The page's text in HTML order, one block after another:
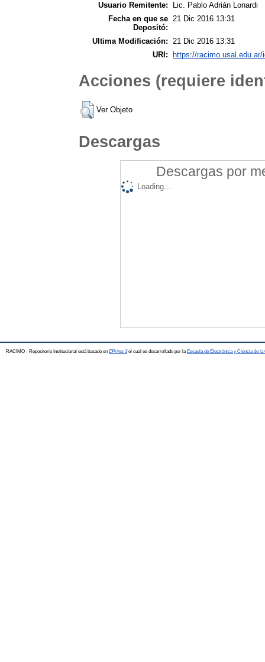
Usuario Remitente:
Lic. Pablo Adrián Lonardi
Fecha en que se
Depositó:
21 Dic 2016 13:31
Ultima Modificación: 21 Dic 2016 13:31
URI:
https://racimo.usal.edu.ar/
Acciones (requiere
Ver Objeto
Descargas
Descargas por
Loading...
RACIMO - Repositorio Institucional está basado en EPrints 3el cual es desarrollado por la Escuela de Electrónica y Ciencia de la